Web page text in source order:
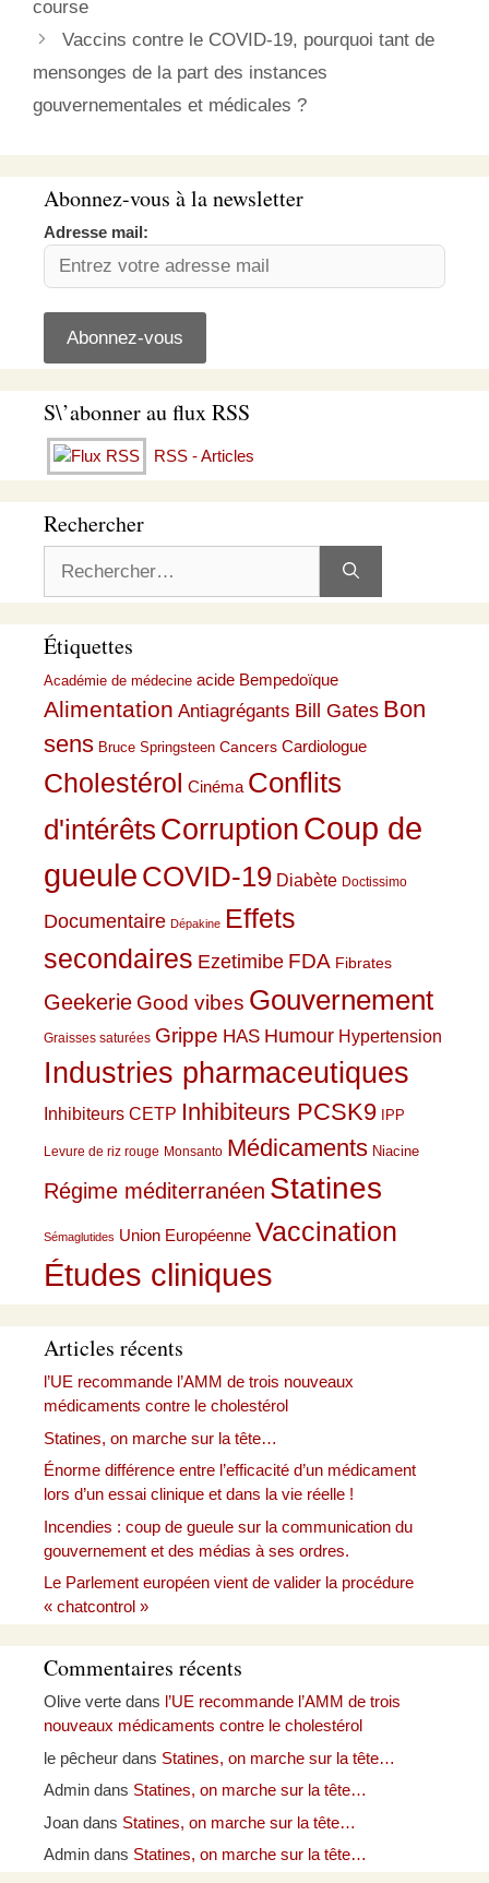
course
Vaccins contre le COVID-19, pourquoi tant de
mensonges de la part des instances
gouvernementales et médicales ?
Abonnez-vous à la newsletter
Adresse mail:
S\’abonner au flux RSS
RSS - Articles
Rechercher
Étiquettes
Académie de médecine acide Bempedoïque
Alimentation Antiagrégants Bill Gates Bon
sens Bruce Springsteen Cancers Cardiologue
Cholestérol Cinéma Conflits
d'intérêts CorruptionCoup de
gueule COVID-19 Diabète Doctissimo
Documentaire Dépakine Effets
secondaires Ezetimibe FDA Fibrates
Geekerie Good vibes Gouvernement
Graisses saturées Grippe HAS Humour Hypertension
Industries pharmaceutiques
Inhibiteurs CETP Inhibiteurs PCSK9 IPP
Levure de riz rouge Monsanto Médicaments Niacine
Régime méditerranéen Statines
Sémaglutides Union Européenne Vaccination
Études cliniques
Articles récents
l’UE recommande l’AMM de trois nouveaux
médicaments contre le cholestérol
Statines, on marche sur la tête…
Énorme différence entre l’efficacité d’un médicament
lors d’un essai clinique et dans la vie réelle !
Incendies : coup de gueule sur la communication du
gouvernement et des médias à ses ordres.
Le Parlement européen vient de valider la procédure
« chatcontrol »
Commentaires récents
Olive verte dans l’UE recommande l’AMM de trois
nouveaux médicaments contre le cholestérol
le pêcheur dans Statines, on marche sur la tête…
Admin dans Statines, on marche sur la tête…
Joan dans Statines, on marche sur la tête…
Admin dans Statines, on marche sur la tête…